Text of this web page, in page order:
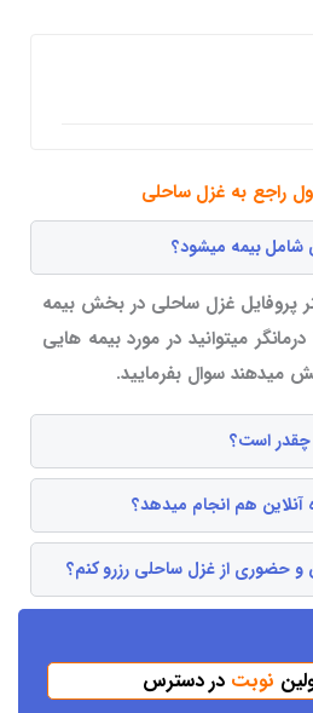
راجع به غزل ساحلی
شامل بیمه میشود؟
پروفایل غزل ساحلی در بخش بیمه
میتوانید در مورد بیمه هایی
میدهند سوال بفرمایید.
چقدر است؟
آنلاین هم انجام میدهد؟
و حضوری از غزل ساحلی رزرو کنم؟
نوبت در دسترس